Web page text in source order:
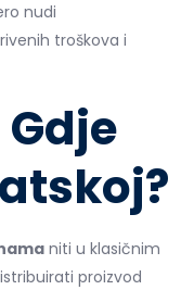
nudi
troškova i
niti u klasičnim
proizvod